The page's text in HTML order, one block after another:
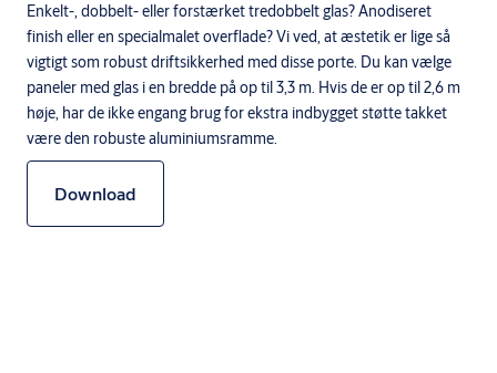
Enkelt-, dobbelt- eller forstærket tredobbelt glas? Anodiseret
finish eller en specialmalet overflade? Vi ved, at æstetik er lige så
vigtigt som robust driftsikkerhed med disse porte. Du kan vælge
paneler med glas i en bredde på op til 3,3 m. Hvis de er op til 2,6 m
høje, har de ikke engang brug for ekstra indbygget støtte takket
være den robuste aluminiumsramme.
Download